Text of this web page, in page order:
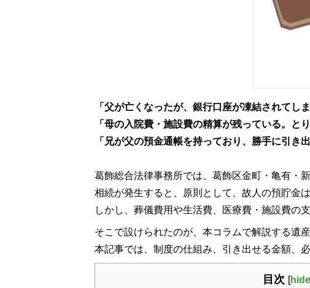
「父が亡くなったが、銀行口座が凍結されてし
「母の入院費・施設費の精算が残っている。と
「兄が父の預金通帳を持っており、勝手に引き
葛飾総合法律事務所では、葛飾区金町・亀有・
相続が発生すると、原則として、故人の預貯金
しかし、葬儀費用や生活費、医療費・施設費の
そこで設けられたのが、本コラムで解説する遺
本記事では、制度の仕組み、引き出せる金額、
目次 [hide